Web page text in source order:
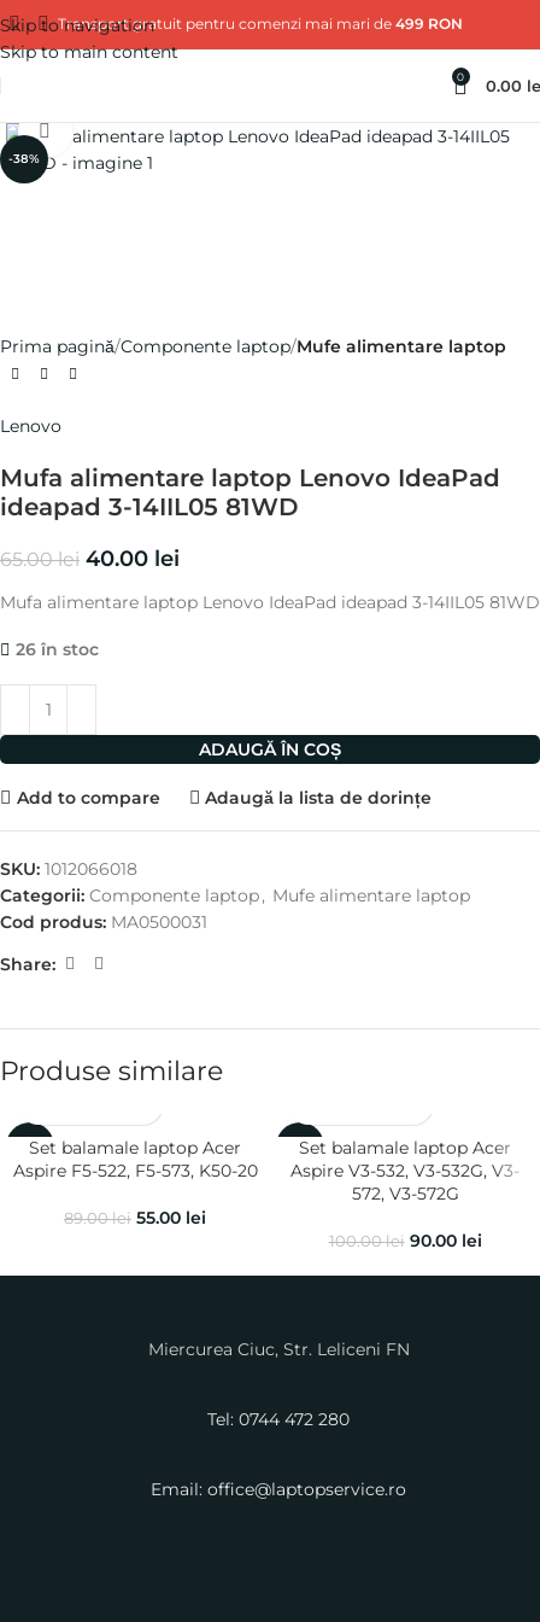
Skip to navigation
Skip to main content
Transport gratuit pentru comenzi mai mari de 499 RON
0 0.00
-38%
Click pentru a mări
Prima pagină Componente laptop Mufe alimentare laptop
Lenovo
Mufa alimentare laptop Lenovo IdeaPad
ideapad 3-14IIL05 81WD
65.00lei 40.00 lei
Mufa alimentare laptop Lenovo IdeaPad ideapad 3-14IIL05 81WD
26 în stoc
ADAUGĂ ÎN COȘ
Add to compare Adaugă la lista de dorințe
SKU: 1012066018
Categorii: Componente laptop, Mufe alimentare laptop
Cod produs: MA0500031
Share:
Produse similare
-38%
Set balamale laptop Acer
Aspire F5-522, F5-573, K50-20
89.00lei 55.00 lei
-10%
Set balamale laptop Acer
Aspire V3-532, V3-532G, V3-
572, V3-572G
100.00lei 90.00 lei
Miercurea Ciuc, Str. Leliceni FN
Tel: 0744 472 280
Email: office@laptopservice.ro